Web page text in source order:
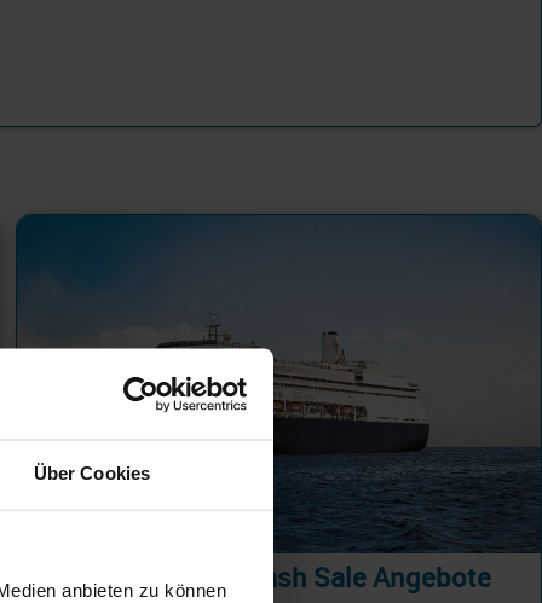
Über Cookies
anbieten zu können
Holland America Flash Sale Angebote